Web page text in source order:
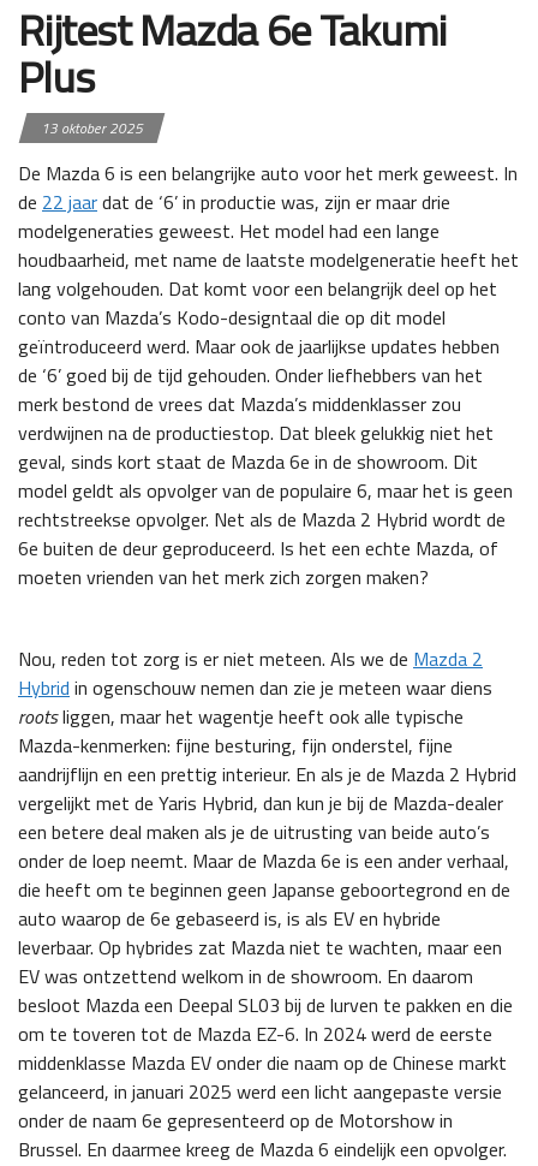
Rijtest Mazda 6e Takumi
Plus
13 oktober 2025
De Mazda 6 is een belangrijke auto voor het merk geweest. In
de 22 jaardat de ‘6’ in productie was, zijn er maar drie
modelgeneraties geweest. Het model had een lange
houdbaarheid, met name de laatste modelgeneratie heeft het
lang volgehouden. Dat komt voor een belangrijk deel op het
conto van Mazda’s Kodo-designtaal die op dit model
geïntroduceerd werd. Maar ook de jaarlijkse updates hebben
de ‘6’ goed bij de tijd gehouden. Onder liefhebbers van het
merk bestond de vrees dat Mazda’s middenklasser zou
verdwijnen na de productiestop. Dat bleek gelukkig niet het
geval, sinds kort staat de Mazda 6e in de showroom. Dit
model geldt als opvolger van de populaire 6, maar het is geen
rechtstreekse opvolger. Net als de Mazda 2 Hybrid wordt de
6e buiten de deur geproduceerd. Is het een echte Mazda, of
moeten vrienden van het merk zich zorgen maken?
Nou, reden tot zorg is er niet meteen. Als we de Mazda 2
Hybrid in ogenschouw nemen dan zie je meteen waar diens
rootsliggen, maar het wagentje heeft ook alle typische
Mazda-kenmerken: fijne besturing, fijn onderstel, fijne
aandrijflijn en een prettig interieur. En als je de Mazda 2 Hybrid
vergelijkt met de Yaris Hybrid, dan kun je bij de Mazda-dealer
een betere deal maken als je de uitrusting van beide auto’s
onder de loep neemt. Maar de Mazda 6e is een ander verhaal,
die heeft om te beginnen geen Japanse geboortegrond en de
auto waarop de 6e gebaseerd is, is als EV en hybride
leverbaar. Op hybrides zat Mazda niet te wachten, maar een
EV was ontzettend welkom in de showroom. En daarom
besloot Mazda een Deepal SL03 bij de lurven te pakken en die
om te toveren tot de Mazda EZ-6. In 2024 werd de eerste
middenklasse Mazda EV onder die naam op de Chinese markt
gelanceerd, in januari 2025 werd een licht aangepaste versie
onder de naam 6e gepresenteerd op de Motorshow in
Brussel. En daarmee kreeg de Mazda 6 eindelijk een opvolger.